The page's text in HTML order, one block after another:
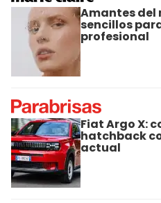
Amantes del
sencillos
profesional
Fiat Argo X:
hatchback
actual